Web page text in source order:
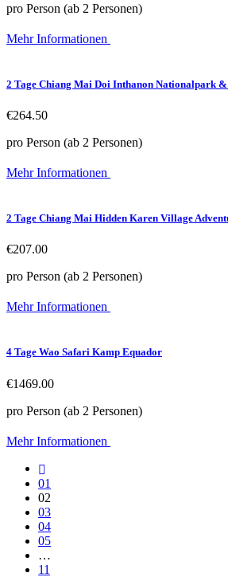
pro Person (ab 2 Personen)
Mehr Informationen
2 Tage Chiang Mai Doi Inthanon Nationalpark &
€264.50
pro Person (ab 2 Personen)
Mehr Informationen
2 Tage Chiang Mai Hidden Karen Village
€207.00
pro Person (ab 2 Personen)
Mehr Informationen
4 Tage Wao Safari Kamp Equador
€1469.00
pro Person (ab 2 Personen)
Mehr Informationen
01
02
03
04
05
…
11